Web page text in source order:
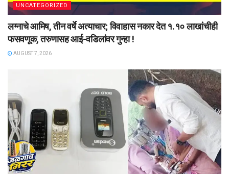
UNCATEGORIZED
लग्नाचे आमिष, तीन वर्षे अत्याचार; विवाहास नकार देत १.१० लाखांचीही
फसवणूक, तरुणासह आई-वडिलांवर गुन्हा !
AUGUST 7, 2026